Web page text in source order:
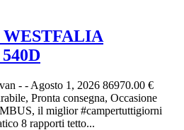
WESTFALIA
- - Agosto 1, 2026 86970.00 €
Pronta consegna, Occasione
il miglior #campertuttigiorni
8 rapporti tetto...